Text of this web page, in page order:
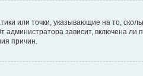
или точки, указывающие на то,
зависит, включена ли
причин.